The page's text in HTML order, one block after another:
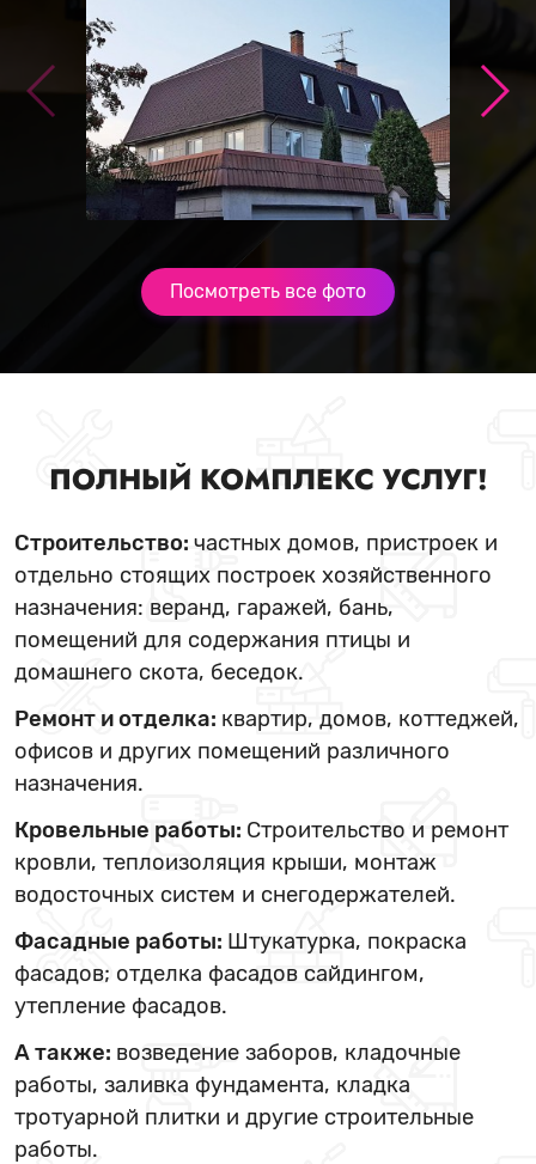
Посмотреть все фото
ПОЛНЫЙ КОМПЛЕКС УСЛУГ!
Строительство: частных домов, пристроек и
отдельно стоящих построек хозяйственного
назначения: веранд, гаражей, бань,
помещений для содержания птицы и
домашнего скота, беседок.
Ремонт и отделка: квартир, домов, коттеджей,
офисов и других помещений различного
назначения.
Кровельные работы: Строительство и ремонт
кровли, теплоизоляция крыши, монтаж
водосточных систем и снегодержателей.
Фасадные работы: Штукатурка, покраска
фасадов; отделка фасадов сайдингом,
утепление фасадов.
А также: возведение заборов, кладочные
работы, заливка фундамента, кладка
тротуарной плитки и другие строительные
работы.